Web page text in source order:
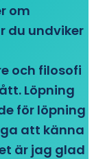
om
du undviker
och filosofi
Löpning
för löpning
att känna
är jag glad